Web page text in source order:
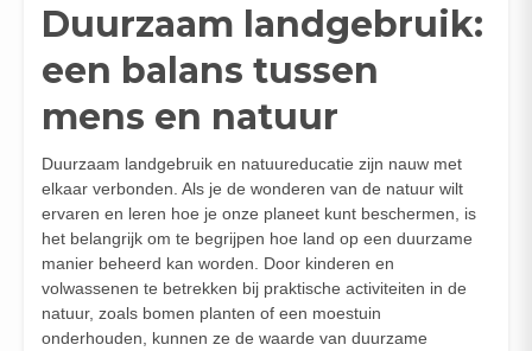
Duurzaam landgebruik:
een balans tussen
mens en natuur
Duurzaam landgebruik en natuureducatie zijn nauw met
elkaar verbonden. Als je de wonderen van de natuur wilt
ervaren en leren hoe je onze planeet kunt beschermen, is
het belangrijk om te begrijpen hoe land op een duurzame
manier beheerd kan worden. Door kinderen en
volwassenen te betrekken bij praktische activiteiten in de
natuur, zoals bomen planten of een moestuin
onderhouden, kunnen ze de waarde van duurzame